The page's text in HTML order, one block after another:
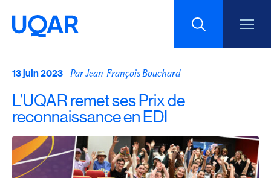
Menu principal Aller au contenu Recherche
Taille du texte
Interlignage du texte
Espacement du texte
13 juin 2023- Par Jean-François Bouchard
L’UQAR remet ses Prix de
reconnaissance en EDI